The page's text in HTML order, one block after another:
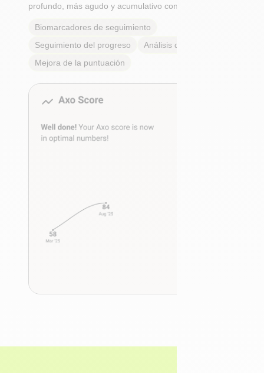
profundo, más agudo y acumulativo con cada paso.
Biomarcadores de seguimiento
Seguimiento del progreso
Análisis de tendencias
Mejora de la puntuación